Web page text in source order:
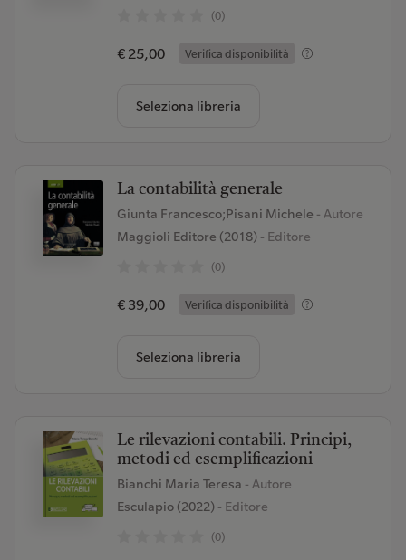
(0)
€ 25,00 Verifica disponibilità
Seleziona libreria
La contabilità generale
Giunta Francesco;Pisani Michele - Autore
Maggioli Editore (2018)- Editore
(0)
€ 39,00 Verifica disponibilità
Seleziona libreria
Le rilevazioni contabili. Principi,
metodi ed esemplificazioni
Bianchi Maria Teresa - Autore
Esculapio (2022)- Editore
(0)